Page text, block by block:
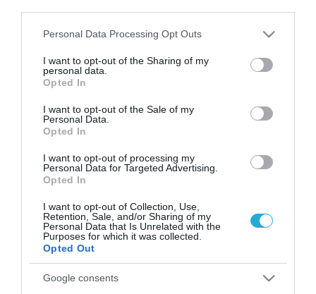
Please note that this website/app uses one or more Google
not limited to your visit or usage behaviour. You may click to
grant or deny consent to Google and its third-party tags to
use your data for below specified purposes in below Google
consent section.
Personal Data Processing Opt Outs
I want to opt-out of the Sharing of my
personal data.
Opted In
I want to opt-out of the Sale of my
Personal Data.
Opted In
I want to opt-out of processing my
Personal Data for Targeted Advertising.
Opted In
I want to opt-out of Collection, Use,
Retention, Sale, and/or Sharing of my
Personal Data that Is Unrelated with the
Purposes for which it was collected.
Opted Out
Google consents
ΡΟΗ ΕΙΔΗΣΕΩΝ
Το χρηματοδοτούμενο
από την ΕΕ έργο “The